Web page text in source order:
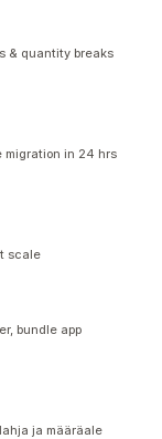
& quantity breaks
migration in 24 hrs
scale
bundle app
ja määräale